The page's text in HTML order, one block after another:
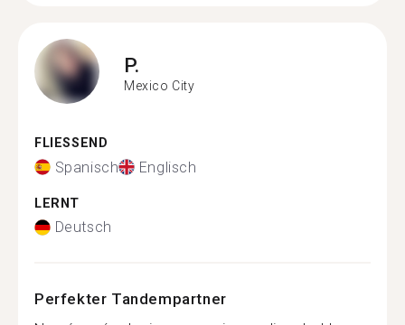
P.
Mexico City
FLIESSEND
Spanisch Englisch
LERNT
Deutsch
Perfekter Tandempartner